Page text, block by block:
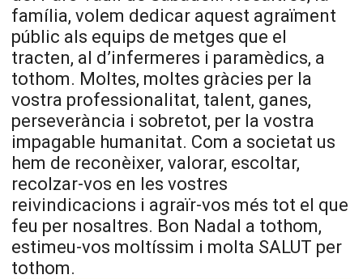
família, volem dedicar aquest agraïment
públic als equips de metges que el
tracten, al d’infermeres i paramèdics, a
tothom. Moltes, moltes gràcies per la
vostra professionalitat, talent, ganes,
perseverància i sobretot, per la vostra
impagable humanitat. Com a societat us
hem de reconèixer, valorar, escoltar,
recolzar-vos en les vostres
reivindicacions i agraïr-vos més tot el que
feu per nosaltres. Bon Nadal a tothom,
estimeu-vos moltíssim i molta SALUT per
tothom.